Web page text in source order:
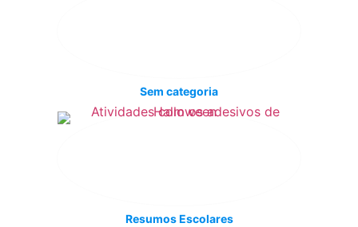
Sem categoria
Resumos Escolares